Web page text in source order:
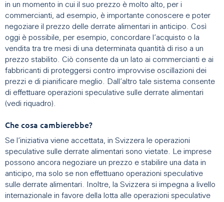
in un momento in cui il suo prezzo è molto alto, per i
commercianti, ad esempio, è importante conoscere e poter
negoziare il prezzo delle derrate alimentari in anticipo. Così
oggi è possibile, per esempio, concordare l’acquisto o la
vendita tra tre mesi di una determinata quantità di riso a un
prezzo stabilito. Ciò consente da un lato ai commercianti e ai
fabbricanti di proteggersi contro improvvise oscillazioni dei
prezzi e di pianificare meglio. Dall’altro tale sistema consente
di effettuare operazioni speculative sulle derrate alimentari
(vedi riquadro).
Che cosa cambierebbe?
Se l’iniziativa viene accettata, in Svizzera le operazioni
speculative sulle derrate alimentari sono vietate. Le imprese
possono ancora negoziare un prezzo e stabilire una data in
anticipo, ma solo se non effettuano operazioni speculative
sulle derrate alimentari. Inoltre, la Svizzera si impegna a livello
internazionale in favore della lotta alle operazioni speculative